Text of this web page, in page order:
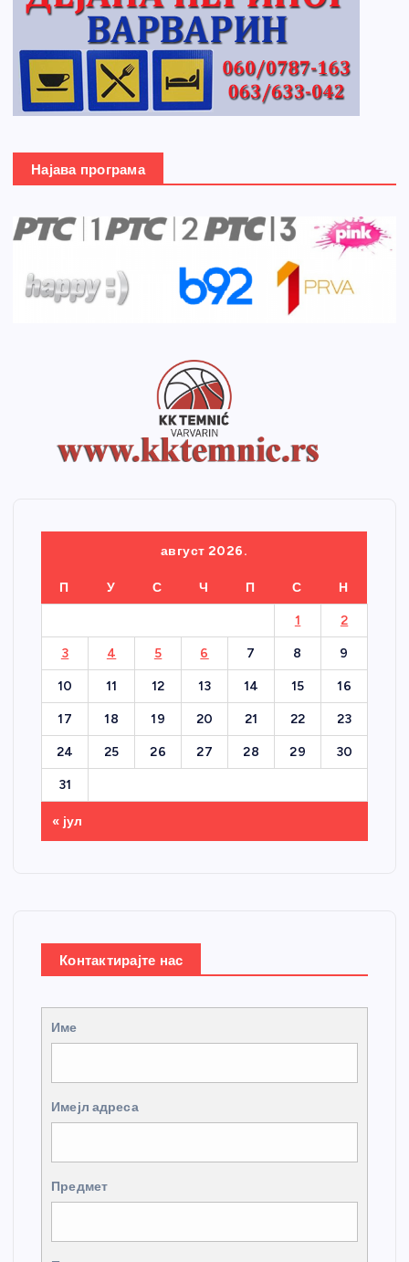
Најава програма
август 2026.
П У С Ч П С Н
1 2
3 4 5 6 7 8 9
10 11 12 13 14 15 16
17 18 19 20 21 22 23
24 25 26 27 28 29 30
31
« јул
Контактирајте нас
Име
Имејл адреса
Предмет